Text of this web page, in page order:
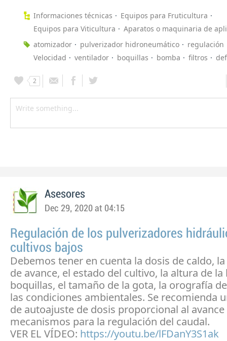
Informaciones técnicas
Equipos para Fruticultura
Equipos para Viticultura
Aparatos o maquinaria de
atomizador
pulverizador hidroneumático
regulación
Velocidad
ventilador boquillas bomba filtros
2
Asesores
Dec 29, 2020 at 04:15
Regulación de los pulverizadores
cultivos bajos
Debemos tener en cuenta la dosis de caldo,
de avance, el estado del cultivo, la altura de la
boquillas, el tamaño de la gota, la orografía
las condiciones ambientales. Se recomienda
de autoajuste de dosis proporcional al avance
mecanismos para la regulación del caudal.
VER EL VÍDEO: https://youtu.be/lFDanY3S1ak